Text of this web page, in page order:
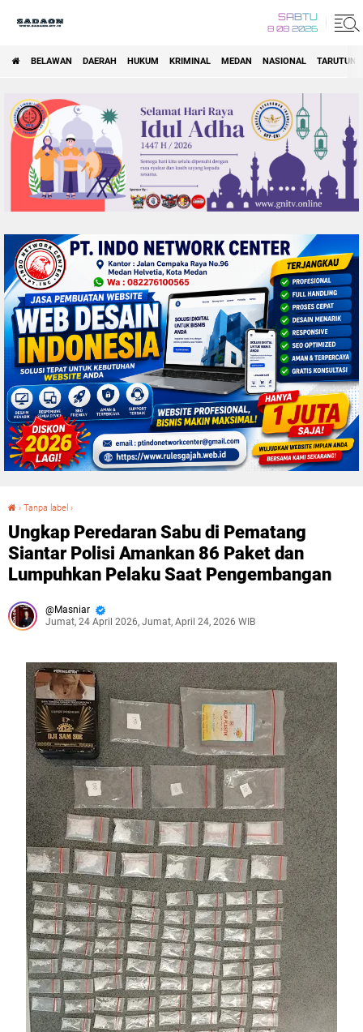
SABTU
8 08 2026
BELAWAN DAERAH HUKUM KRIMINAL MEDAN NASIONAL TARUTUNG
› Tanpa label ›
Ungkap Peredaran Sabu di Pematang
Siantar Polisi Amankan 86 Paket dan
Lumpuhkan Pelaku Saat Pengembangan
Masniar
Jumat, 24 April 2026, Jumat, April 24, 2026 WIB